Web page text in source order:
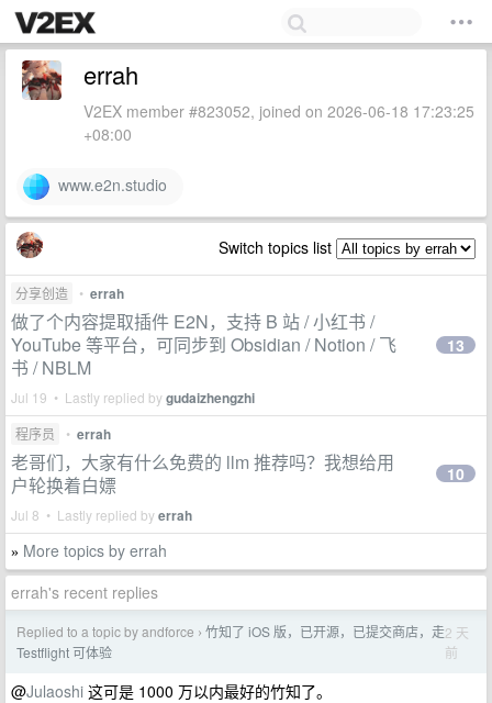
errah
V2EX member #823052, joined on 2026-06-18 17:23:25
+08:00
www.e2n.studio
Switch topics list
分享创造 • errah
做了个内容提取插件 E2N，支持 B 站 / 小红书 /
YouTube 等平台，可同步到 Obsidian / Notion / 飞
书 / NBLM
Jul 19 • Lastly replied bygudaizhengzhi
13
程序员 • errah
老哥们，大家有什么免费的 llm 推荐吗？我想给用
户轮换着白嫖
Jul 8 • Lastly replied byerrah
10
» More topics by errah
errah's recent replies
Replied to a topic by andforce › 竹知了 iOS 版，已开源，已提交商店，走
Testflight 可体验
2 天
前
@Julaoshi 这可是 1000 万以内最好的竹知了。